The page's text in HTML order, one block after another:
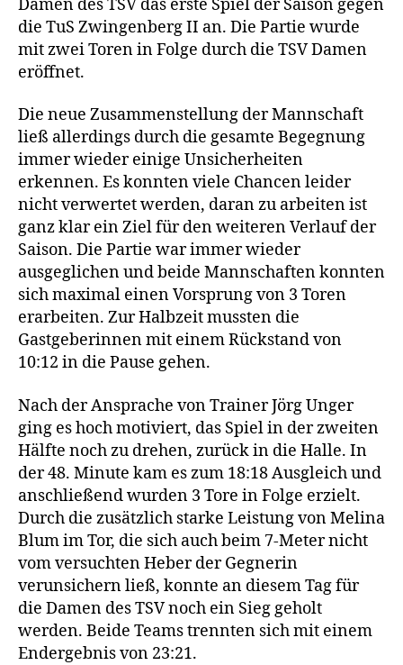
Damen des TSV das erste Spiel der Saison gegen
die TuS Zwingenberg II an. Die Partie wurde
mit zwei Toren in Folge durch die TSV Damen
eröffnet.
Die neue Zusammenstellung der Mannschaft
ließ allerdings durch die gesamte Begegnung
immer wieder einige Unsicherheiten
erkennen. Es konnten viele Chancen leider
nicht verwertet werden, daran zu arbeiten ist
ganz klar ein Ziel für den weiteren Verlauf der
Saison. Die Partie war immer wieder
ausgeglichen und beide Mannschaften konnten
sich maximal einen Vorsprung von 3 Toren
erarbeiten. Zur Halbzeit mussten die
Gastgeberinnen mit einem Rückstand von
10:12 in die Pause gehen.
Nach der Ansprache von Trainer Jörg Unger
ging es hoch motiviert, das Spiel in der zweiten
Hälfte noch zu drehen, zurück in die Halle. In
der 48. Minute kam es zum 18:18 Ausgleich und
anschließend wurden 3 Tore in Folge erzielt.
Durch die zusätzlich starke Leistung von Melina
Blum im Tor, die sich auch beim 7-Meter nicht
vom versuchten Heber der Gegnerin
verunsichern ließ, konnte an diesem Tag für
die Damen des TSV noch ein Sieg geholt
werden. Beide Teams trennten sich mit einem
Endergebnis von 23:21.